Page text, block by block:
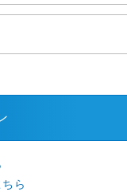
ら